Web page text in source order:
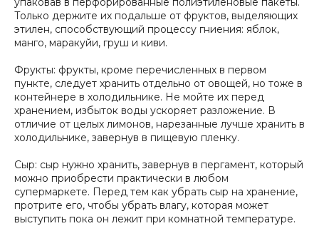
Только держите их подальше от фруктов, выделяющих
этилен, способствующий процессу гниения: яблок,
манго, маракуйи, груш и киви.
Фрукты: фрукты, кроме перечисленных в первом
пункте, следует хранить отдельно от овощей, но тоже в
контейнере в холодильнике. Не мойте их перед
хранением, избыток воды ускоряет разложение. В
отличие от целых лимонов, нарезанные лучше хранить в
холодильнике, завернув в пищевую пленку.
Сыр: сыр нужно хранить, завернув в пергамент, который
можно приобрести практически в любом
супермаркете. Перед тем как убрать сыр на хранение,
протрите его, чтобы убрать влагу, которая может
выступить пока он лежит при комнатной температуре.